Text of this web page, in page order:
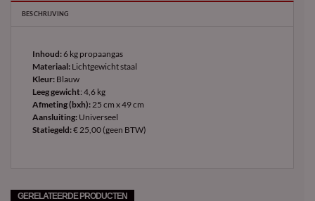
BESCHRIJVING
Inhoud:6 kg propaangas
Materiaal: Lichtgewicht staal
Kleur: Blauw
Leeg gewicht: 4,6 kg
Afmeting (bxh): 25 cm x 49 cm
Aansluiting: Universeel
Statiegeld:€ 25,00 (geen BTW)
GERELATEERDE PRODUCTEN